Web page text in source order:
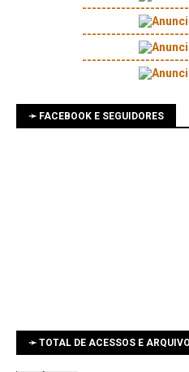
➛ FACEBOOK E SEGUIDORES
➛ TOTAL DE ACESSOS E